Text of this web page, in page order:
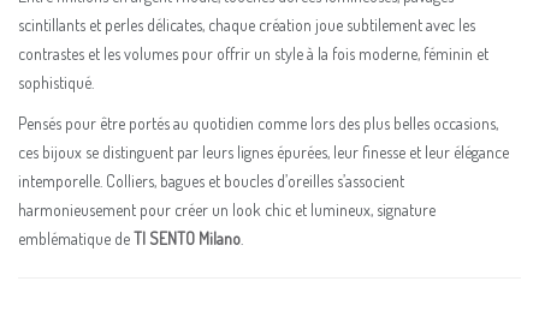
scintillants et perles délicates, chaque création joue subtilement avec les
contrastes et les volumes pour offrir un style à la fois moderne, féminin et
sophistiqué.
Pensés pour être portés au quotidien comme lors des plus belles occasions,
ces bijoux se distinguent par leurs lignes épurées, leur finesse et leur élégance
intemporelle. Colliers, bagues et boucles d’oreilles s’associent
harmonieusement pour créer un look chic et lumineux, signature
emblématique deTI SENTO Milano